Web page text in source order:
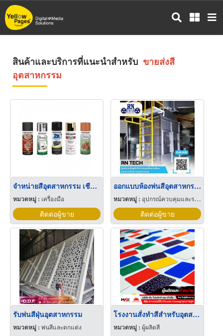
ข้าม
ไป
สินค้าและบริการที่แนะนำสำหรับ ขายส่งสี
อุตสาหกรรม
จำหน่ายสีอุตสาหกรรม เชียงใหม่
หมวดหมู่ : เครื่องมือ
ติดต่อผู้ขาย
ออกแบบห้องพ่นสีอุตสาหกรรม
หมวดหมู่ : อุปกรณ์ควบคุมและระบบติดตั้งอุตสาหกรรม
ติดต่อผู้ขาย
รับพ่นสีฝุ่นอุตสาหกรรม
หมวดหมู่ : พ่นสีและตกแต่ง
โรงงานสั่งทำสีสำหรับอุตสาหกรรม
หมวดหมู่ :ผู้ผลิตสี